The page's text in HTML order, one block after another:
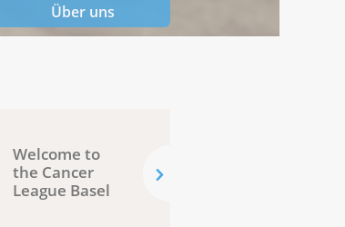
Über uns
Welcome to
the Cancer
League Basel